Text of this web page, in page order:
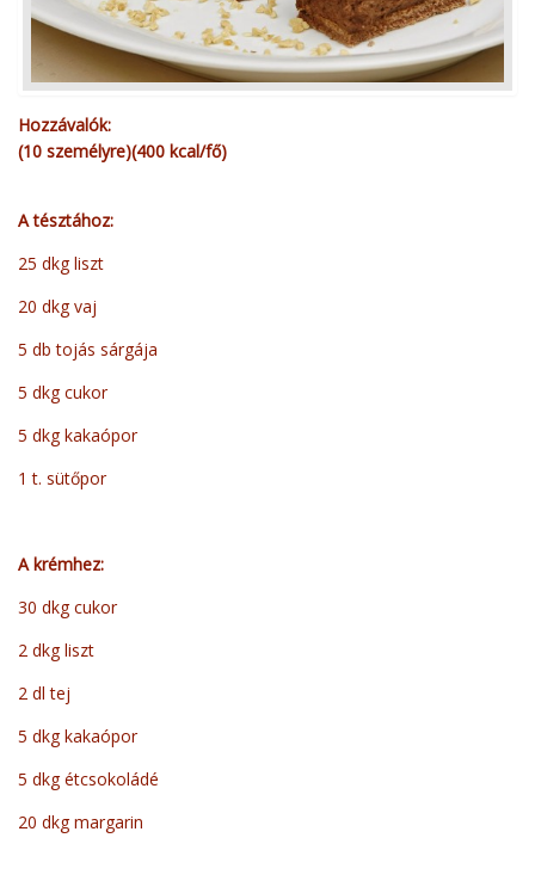
Hozzávalók:
(10 személyre)(400 kcal/fő)
A tésztához:
25 dkg liszt
20 dkg vaj
5 db tojás sárgája
5 dkg cukor
5 dkg kakaópor
1 t. sütőpor
A krémhez:
30 dkg cukor
2 dkg liszt
2 dl tej
5 dkg kakaópor
5 dkg étcsokoládé
20 dkg margarin